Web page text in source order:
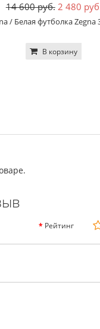
14 600 руб. 2 480
/ Белая футболка Zegna
В корзину
Рейтинг